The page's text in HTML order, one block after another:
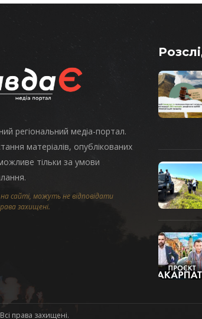
регіональний медіа-портал.
матеріалів, опублікованих
тільки за умови
сайті, можуть не відповідати
захищені.
права захищені.